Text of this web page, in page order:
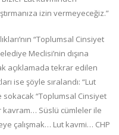
izin vermeyeceğiz.”
“Toplumsal Cinsiyet
Meclisi’nin dışına
açıklamada tekrar edilen
ise şöyle sıralandı: “Lut
“Toplumsal Cinsiyet
kavram… Süslü cümleler ile
çalışmak… Lut kavmi… CHP